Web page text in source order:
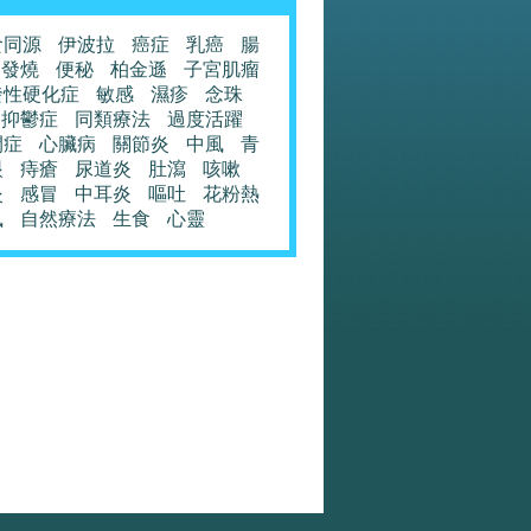
源 伊波拉 癌症 乳癌
腸
發燒
便秘 柏金遜
子宮肌瘤
硬化症
敏感 濕疹
念珠
抑鬱症
同類療法
過度活躍
心臟病 關節炎 中風
青
痔瘡 尿道炎 肚瀉
咳嗽
感冒 中耳炎 嘔吐
花粉熱
自然療法 生食 心靈